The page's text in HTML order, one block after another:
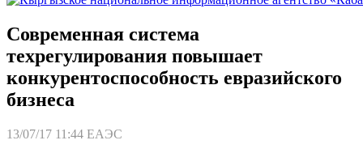
Современная система
техрегулирования повышает
конкурентоспособность евразийского
бизнеса
13/07/17 11:44 ЕАЭС